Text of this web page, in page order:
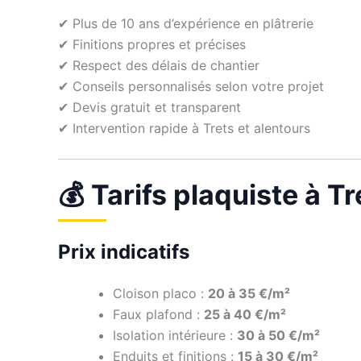
✔ Plus de 10 ans d’expérience en plâtrerie
✔ Finitions propres et précises
✔ Respect des délais de chantier
✔ Conseils personnalisés selon votre projet
✔ Devis gratuit et transparent
✔ Intervention rapide à Trets et alentours
💰 Tarifs plaquiste à
Prix indicatifs
Cloison placo : 20 à 35 €/m²
Faux plafond : 25 à 40 €/m²
Isolation intérieure : 30 à 50 €/m²
Enduits et finitions : 15 à 30 €/m²